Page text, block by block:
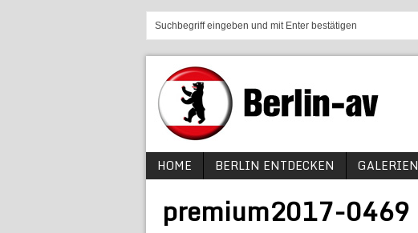
HOME BERLIN ENTDECKEN GALERIEN
premium2017-0469